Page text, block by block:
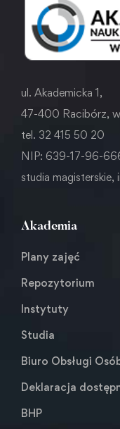
ul. Akademicka 1,
47-400 Racibórz,
tel. 32 415 50 20
NIP: 639-17-96-
studia magisterskie,
Akademia
Plany zajęć
Repozytorium
Instytuty
Studia
Biuro Obsługi
Deklaracja
BHP